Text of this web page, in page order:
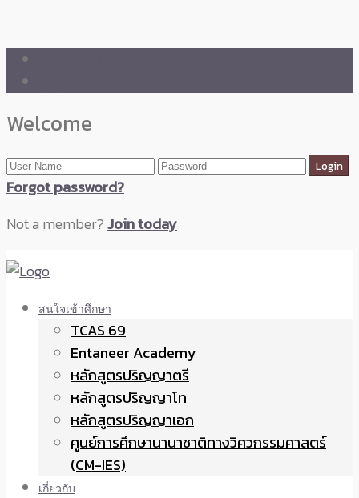
Welcome
Forgot password?
Not a member?Join today
สนใจเข้าศึกษา
TCAS 69
Entaneer Academy
หลักสูตรปริญญาตรี
หลักสูตรปริญญาโท
หลักสูตรปริญญาเอก
ศูนย์การศึกษานานาชาติทางวิศวกรรมศาสตร์
(CM-IES)
เกี่ยวกับ